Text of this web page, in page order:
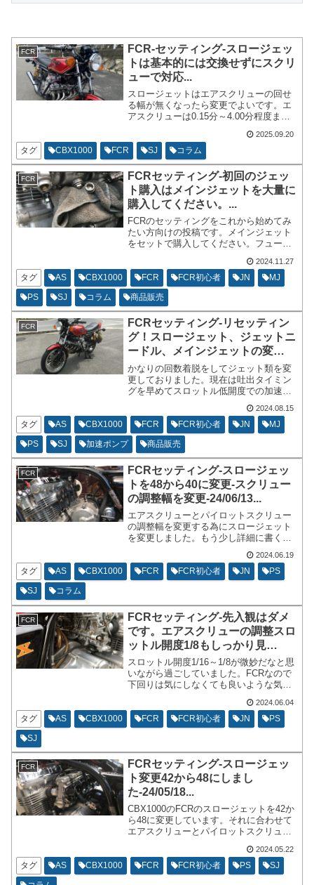
FCR
FCR-セッティング-スロージェッ
トは基本的には交換せずにスクリ
ューで対応...
スロージェットはエアスクリューの回せ
る幅が無くなったら変更でよいです。エ
アスクリューは0.15分～4.00分程度まで
かに開いただけでもシビアに反応しま
す。2.30分を超えた辺りからは変化は大
雑把になる印象を受けます。まともにセ
ッティング出来るのは0.30分～3.30分位
の間かなと思います。
2025.09.20
タグ CBX1000 FCR SJ コラム
FCR
FCRセッティング-初回のジェッ
ト購入はメインジェットを大量に
購入してください。...
FCRのセッティングをこれから始めてみ
たい方向けの投稿です。メインジェット
をセットで購入してください。フューエ
て、ジェットニードルのクリップとチャ
ンバーパッキンを用意しておくと不測の
事態にも対応出来るはずです。
2024.11.27
タグ AS CBX1000 FCR FCR初心者 JN
MJ
PS
SJ コラム 商品販売
FCR
FCRセッティング-リセッティン
グ！スロージェット、ジェットニ
ードル、メインジェットの変
更-24/08/15...
かなりの回数着脱をしてジェット類を変
更しておりました。現在は吐出タイミン
グを早めてスロットル低開度での加速感
下のパワー感の無さが弱点ではありま
す。バイクの特性として割り切るわけに
もいかず現在のセッティングとなりまし
た。
2024.08.15
タグ AS CBX1000 FCR FCR初心者 JN
MJ
PS
SJ 加速ポンプ 商品販売
FCR
FCRセッティング-スロージェッ
トを48から40に変更-スクリュー
の調整幅を変更-24/06/13...
エアスクリューとパイロットスクリュー
の調整幅を変更する為にスロージェット
を変更しました。もう少し詳細に書くと
ル開度1/4辺りを薄くしたかったという理
由です。私のCBX1000の現在のジェット
ニードルの番手は90FXM#2です。
2024.06.19
タグ AS CBX1000 FCR FCR初心者 JN
PS
SJ
コラム
FCR
FCRセッティング-先入観はダメ
です。エアスクリューの調整スロ
ットル開度1/8もしっかり見
る-24/06/03...
スロットル開度1/16～1/8が微妙だなと思
いながら過ごしていました。FCRなので
下回りは気にしなくても良いような気も
い目になっていました。原因はストレー
ト径を変更していないからでした。
2024.06.04
タグ AS CBX1000 FCR FCR初心者 JN
PS
SJ
FCR
FCRセッティング-スロージェッ
ト変更42から48にしまし
た-24/05/18...
CBX1000のFCRのスロージェットを42か
ら48に変更しています。それに合わせて
エアスクリューとパイロットスクリュー
いるというよりは帳尻を合わせると言っ
たようなニュアンスの調整になります。
2024.05.22
タグ AS CBX1000 FCR FCR初心者 PS
SJ